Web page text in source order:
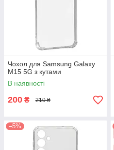
Чохол для Samsung Galaxy
M15 5G з кутами
В наявності
200 ₴ 210 ₴
–5%